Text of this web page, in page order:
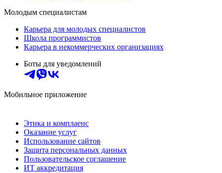
Молодым специалистам
Карьера для молодых специалистов
Школа программистов
Карьера в некоммерческих организациях
Боты для уведомлений
Мобильное приложение
Этика и комплаенс
Оказание услуг
Использование сайтов
Защита персональных данных
Пользовательское соглашение
ИТ аккредитация